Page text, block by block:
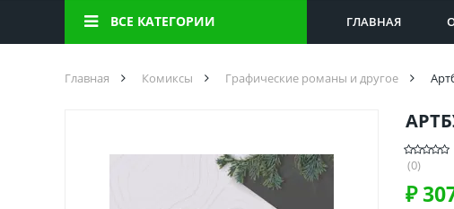
Иркутская область
ВСЕ КАТЕГОРИИ ГЛАВНАЯ
Главная Комиксы Графические романы и другое
(0)
₽